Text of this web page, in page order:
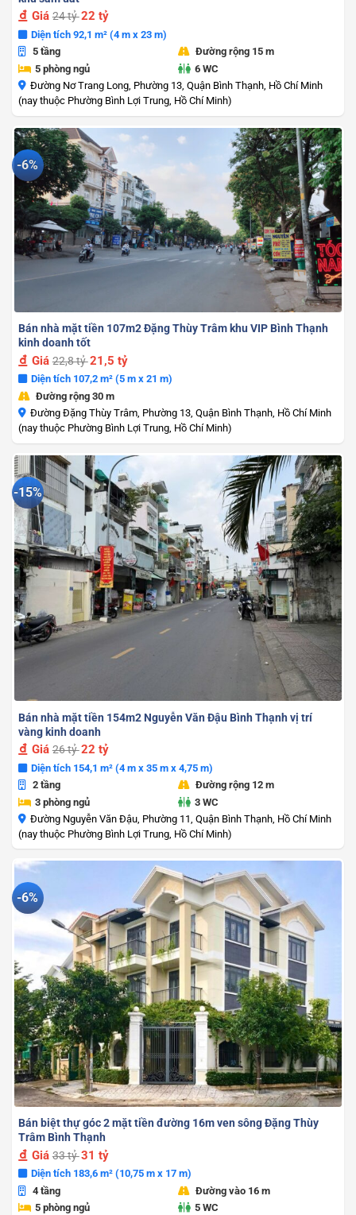
Giá24 tỷ22 tỷ
Diện tích 92,1 m² (4 m x 23 m)
5 tầng
Đường rộng 15 m
5 phòng ngủ
6 WC
Đường Nơ Trang Long, Phường 13, Quận Bình Thạnh, Hồ Chí Minh
(nay thuộc Phường Bình Lợi Trung, Hồ Chí Minh)
-6%
Bán nhà mặt tiền 107m2 Đặng Thùy Trâm khu VIP Bình Thạnh
kinh doanh tốt
Giá22,8 tỷ21,5 tỷ
Diện tích 107,2 m² (5 m x 21 m)
Đường rộng 30 m
Đường Đặng Thùy Trâm, Phường 13, Quận Bình Thạnh, Hồ Chí Minh
(nay thuộc Phường Bình Lợi Trung, Hồ Chí Minh)
-15%
Bán nhà mặt tiền 154m2 Nguyễn Văn Đậu Bình Thạnh vị trí
vàng kinh doanh
Giá26 tỷ22 tỷ
Diện tích 154,1 m² (4 m x 35 m x 4,75 m)
2 tầng
Đường rộng 12 m
3 phòng ngủ
3 WC
Đường Nguyễn Văn Đậu, Phường 11, Quận Bình Thạnh, Hồ Chí Minh
(nay thuộc Phường Bình Lợi Trung, Hồ Chí Minh)
-6%
Bán biệt thự góc 2 mặt tiền đường 16m ven sông Đặng Thùy
Trâm Bình Thạnh
Giá33 tỷ31 tỷ
Diện tích 183,6 m² (10,75 m x 17 m)
4 tầng
Đường vào 16 m
5 phòng ngủ
5 WC